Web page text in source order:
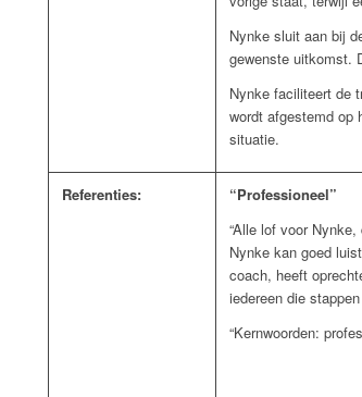
Nynke sluit aan bij
gewenste uitkomst.
Nynke faciliteert de
wordt afgestemd op
situatie.
Referenties:
“Professioneel”
“Alle lof voor
Nynke kan goed
coach, heeft
iedereen die
“Kernwoorden: